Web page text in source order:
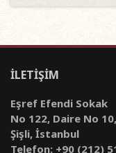
İLETİŞİM
Eşref Efendi Sokak
No 122, Daire No
Şişli, İstanbul
Telefon: +90 (212)